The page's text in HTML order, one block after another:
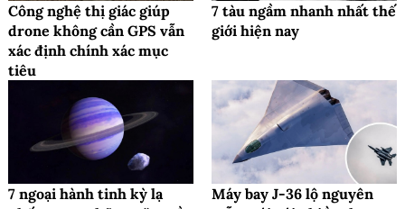
Công nghệ thị giác giúp
drone không cần GPS vẫn
xác định chính xác mục
tiêu
7 tàu ngầm nhanh nhất thế
giới hiện nay
7 ngoại hành tinh kỳ lạ
Máy bay J-36 lộ nguyên